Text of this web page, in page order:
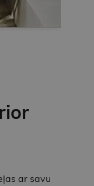
ar savu